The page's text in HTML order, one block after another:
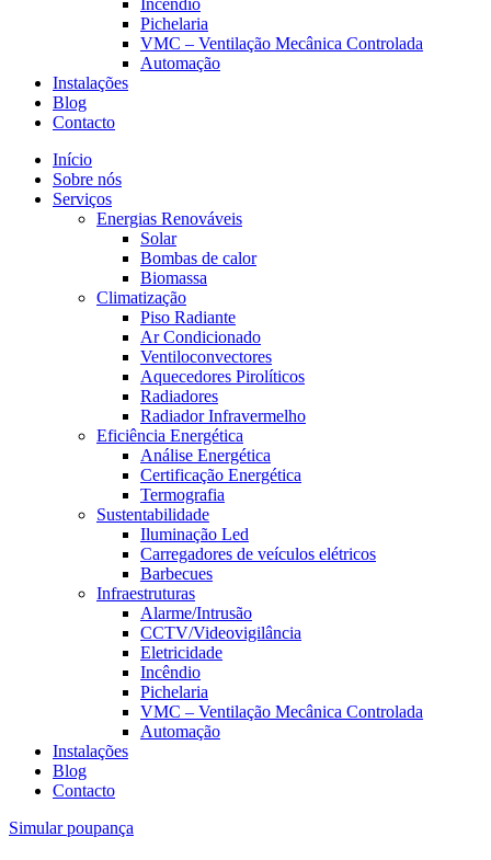
Pichelaria
VMC – Ventilação Mecânica Controlada
Automação
Instalações
Blog
Contacto
Início
Sobre nós
Serviços
Energias Renováveis
Solar
Bombas de calor
Biomassa
Climatização
Piso Radiante
Ar Condicionado
Ventiloconvectores
Aquecedores Pirolíticos
Radiadores
Radiador Infravermelho
Eficiência Energética
Análise Energética
Certificação Energética
Termografia
Sustentabilidade
Iluminação Led
Carregadores de veículos elétricos
Barbecues
Infraestruturas
Alarme/Intrusão
CCTV/Videovigilância
Eletricidade
Incêndio
Pichelaria
VMC – Ventilação Mecânica Controlada
Automação
Instalações
Blog
Contacto
Simular poupança